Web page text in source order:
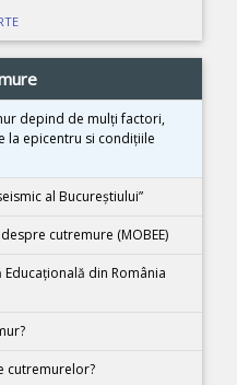
seismica Vrancea
Molucca, Indonezia
seismica Vrancea
depind de mulţi factori,
la epicentru si condiţiile
al Bucureștiului”
cutremure (MOBEE)
Educațională din România
cutremurelor?